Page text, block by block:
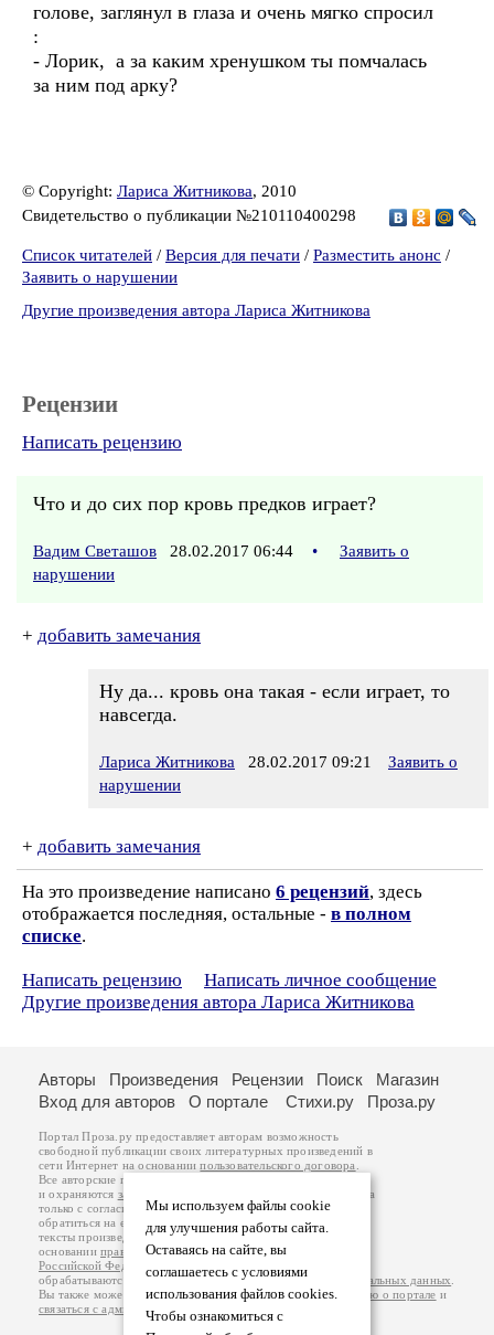
голове, заглянул в глаза и очень мягко спросил
:
- Лорик, а за каким хренушком ты помчалась
за ним под арку?
© Copyright: Лариса Житникова, 2010
Свидетельство о публикации №210110400298
Список читателей / Версия для печати / Разместить анонс /
Заявить о нарушении
Другие произведения автора Лариса Житникова
Рецензии
Написать рецензию
Что и до сих пор кровь предков играет?
Вадим Светашов 28.02.2017 06:44 •
Заявить о
нарушении
+ добавить замечания
Ну да... кровь она такая - если играет, то
навсегда.
Лариса Житникова 28.02.2017 09:21
Заявить о
нарушении
+ добавить замечания
На это произведение написано 6 рецензий, здесь
отображается последняя, остальные - в полном
списке.
Написать рецензию
Написать личное сообщение
Другие произведения автора Лариса Житникова
Мы используем файлы cookie
для улучшения работы сайта.
Оставаясь на сайте, вы
соглашаетесь с условиями
использования файлов cookies.
Чтобы ознакомиться с
Авторы Произведения Рецензии Поиск
Магазин
Вход для авторов
О портале Стихи.ру Проза.ру
Портал Проза.ру предоставляет авторам возможность
свободной публикации своих литературных произведений в
сети Интернет на основаниипользовательского договора
Все авторские права на произведения принадлежат авторам
и охраняются законом
. Перепечатка произведений возможна
только с согласия его автора, к которому вы можете
обратиться на его авторской странице. Ответственность за
тексты произведений авторы несут самостоятельно на
основанииправил публикацииизаконодательства
Российской Федерации
обрабатываются на основанииПолитики обработки персональных данных
Вы также можете посмотреть более подробнуюинформацию о портале и
связаться с администрацией